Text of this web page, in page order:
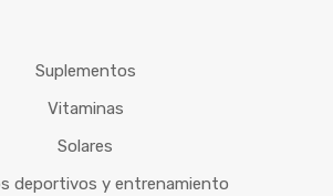
Suplementos
Vitaminas
Solares
deportivos y entrenamiento